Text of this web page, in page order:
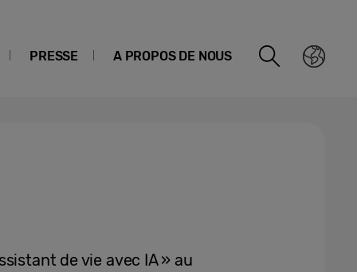
PRESSE A PROPOS DE NOUS
de vie avec IA » au